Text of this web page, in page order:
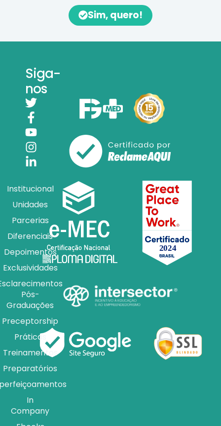
Sim, quero!
Siga-
nos
Institucional
Unidades
Parcerias
Diferenciais
Depoimentos
Exclusividades
Pós-
Graduações
Preceptorship
Práticas
Treinamentos
Preparatórios
In
Company